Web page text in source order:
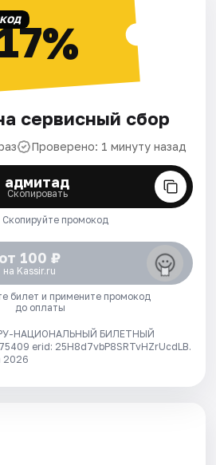
сервисный сбор
Проверено: 1 минуту назад
адмитад
Скопировать
Скопируйте промокод
от 100 ₽
на Kassir.ru
билет и примените промокод
до оплаты
НАЦИОНАЛЬНЫЙ БИЛЕТНЫЙ
erid: 25H8d7vbP8SRTvHZrUcdLB.
2026